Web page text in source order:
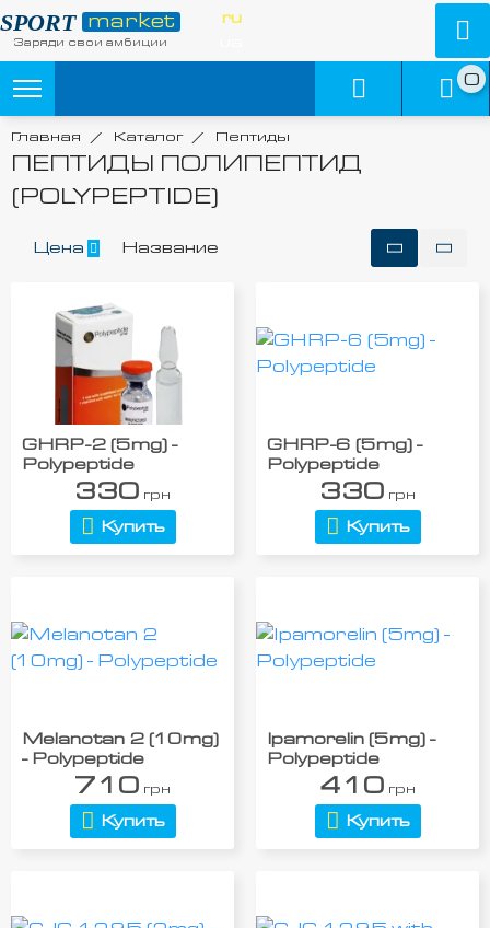
SPORT market
Заряди свои амбиции
ru
0
Главная / Каталог / Пептиды
ПЕПТИДЫ ПОЛИПЕПТИД
(POLYPEPTIDE)
Цена Название
GHRP-2 (5mg) -
Polypeptide
330 грн
Купить
GHRP-6 (5mg) -
Polypeptide
330 грн
Купить
Melanotan 2 (10mg)
- Polypeptide
710 грн
Купить
Ipamorelin (5mg) -
Polypeptide
410 грн
Купить